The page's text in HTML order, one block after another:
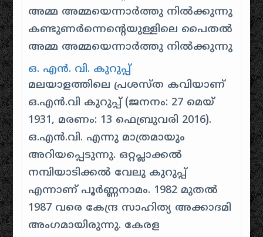
അമ്മ അമ്മയെന്നാര്‍ത്തു നില്‍ക്കുന്നു
കണ്ടുണര്‍ന്നെന്റെയുള്ളിലെ പൈതല്‍
അമ്മ അമ്മയെന്നാര്‍ത്തു നില്‍ക്കുന്നു
ഒ. എൻ. വി. കുറുപ്പ്
മലയാളത്തിലെ പ്രശസ്ത കവിയാണ്
ഒ.എൻ.വി കുറുപ്പ് (ജനനം: 27 മെയ്
1931, മരണം: 13 ഫെബ്രുവരി 2016).
ഒ.എൻ.വി. എന്നു മാത്രമായും
അറിയപ്പെടുന്നു. ഒറ്റപ്ലാക്കൽ
നമ്പിയാടിക്കൽ വേലു കുറുപ്പ്
എന്നാണ് പൂർണ്ണനാമം. 1982 മുതൽ
1987 വരെ കേന്ദ്ര സാഹിത്യ അക്കാദമി
അംഗമായിരുന്നു. കേരള